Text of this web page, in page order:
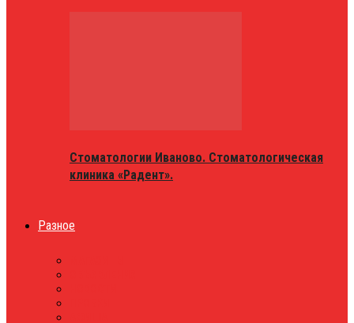
Стоматологии Иваново. Стоматологическая
клиника «Радент».
Разное